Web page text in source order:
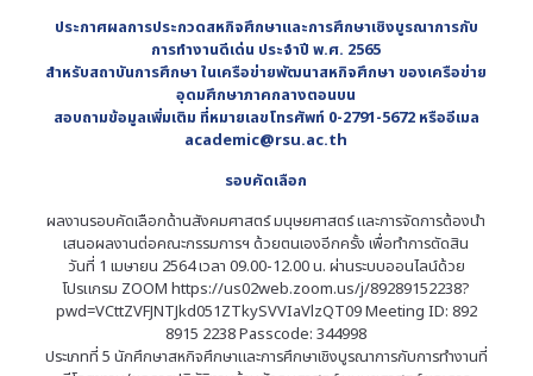
ประกาศผลการประกวดสหกิจศึกษาและการศึกษาเชิงบูรณาการกับ
การทำงานดีเด่น ประจำปี พ.ศ. 2565
สำหรับสถาบันการศึกษา ในเครือข่ายพัฒนาสหกิจศึกษา ของเครือข่าย
อุดมศึกษาภาคกลางตอนบน
สอบถามข้อมูลเพิ่มเติม ที่หมายเลขโทรศัพท์ 0-2791-5672 หรืออีเมล
academic@rsu.ac.th
รอบคัดเลือก
ผลงานรอบคัดเลือกด้านสังคมศาสตร์ มนุษยศาสตร์ และการจัดการต้องนำ
เสนอผลงานต่อคณะกรรมการฯ ด้วยตนเองอีกครั้ง เพื่อทำการตัดสิน
วันที่ 1 เมษายน 2564 เวลา 09.00-12.00 น. ผ่านระบบออนไลน์ด้วย
โปรแกรม ZOOM https://us02web.zoom.us/j/89289152238?
pwd=VCttZVFJNTJkd051ZTkySVVIaVlzQT09 Meeting ID: 892
8915 2238 Passcode: 344998
ประเภทที่ 5 นักศึกษาสหกิจศึกษาและการศึกษาเชิงบูรณาการกับการทำงานที่